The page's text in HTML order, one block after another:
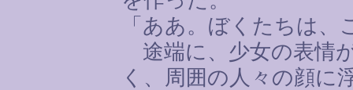
「ああ。ぼくたちは
途端に、少女の表情
く、周囲の人々の顔に